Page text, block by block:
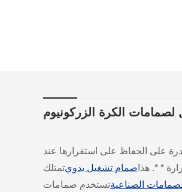
الكرة الزركونيوم
على الحفاظ على استقرارها عند
* *. هذا صمام تشغيل يدويتمتلك
الصناعيةتستخدم صمامات